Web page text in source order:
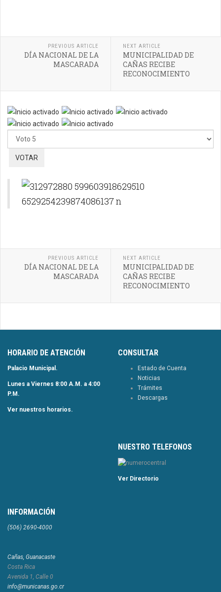
PREVIOUS ARTICLE
DÍA NACIONAL DE LA
MASCARADA
NEXT ARTICLE
MUNICIPALIDAD DE
CAÑAS RECIBE
RECONOCIMIENTO
Ratio:5 /5
vote
PREVIOUS ARTICLE
DÍA NACIONAL DE LA
MASCARADA
NEXT ARTICLE
MUNICIPALIDAD DE
CAÑAS RECIBE
RECONOCIMIENTO
HORARIO DE ATENCIÓN
Palacio Municipal.
Lunes a Viernes 8:00 A.M. a 4:00
P.M.
Ver nuestros horarios.
CONSULTAR
Estado de Cuenta
Noticias
Trámites
Descargas
NUESTRO TELEFONOS
Ver Directorio
INFORMACIÓN
(506) 2690-4000
Cañas, Guanacaste
Costa Rica
Avenida 1, Calle 0
info@municanas.go.cr